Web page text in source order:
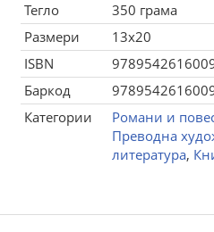
Тегло
350 грама
Размери
13x20
ISBN
Баркод
Категории
Романи и
Преводна
литература,